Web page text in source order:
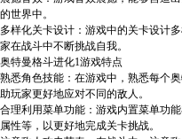
的世界中。
多样化关卡设计：游戏中的关卡设计
家在战斗中不断挑战自我。
奥特曼格斗进化1游戏特点
熟悉角色技能：在游戏中，熟悉每个
助玩家更好地应对不同的敌人。
合理利用菜单功能：游戏内置菜单功
属性等，以更好地完成关卡挑战。